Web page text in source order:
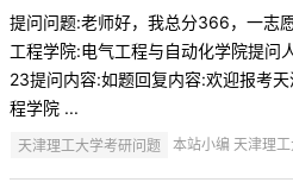
提问问题:老师好，我总分366，一志
工程学院:电气工程与自动化学院提
23提问内容:如题回复内容:欢迎报考
程学院 ...
天津理工大学考研问题 本站小编 天津理